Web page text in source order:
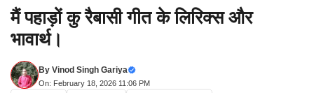
मैं पहाड़ों कु रैबासी गीत के लिरिक्स और
भावार्थ।
By Vinod Singh Gariya
On: February 18, 2026 11:06 PM